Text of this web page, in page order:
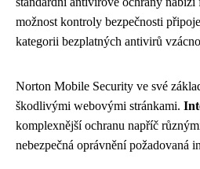
možnost kontroly bezpečnosti
kategorii bezplatných antivirů
Norton Mobile Security ve své
škodlivými webovými stránkami.
komplexnější ochranu napříč
nebezpečná oprávnění požadovaná